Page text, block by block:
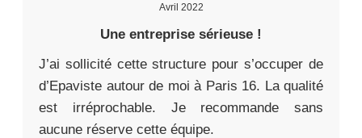
Avril 2022
Une entreprise sérieuse !
J’ai sollicité cette structure pour s’occuper de
d’Epaviste autour de moi à Paris 16. La qualité
est irréprochable. Je recommande sans
aucune réserve cette équipe.